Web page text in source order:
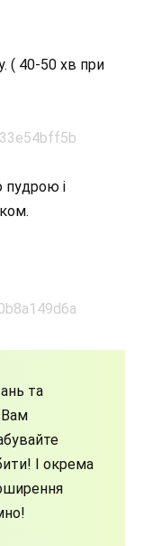
( 40-50 хв при
пудрою і
та
Вам
І окрема